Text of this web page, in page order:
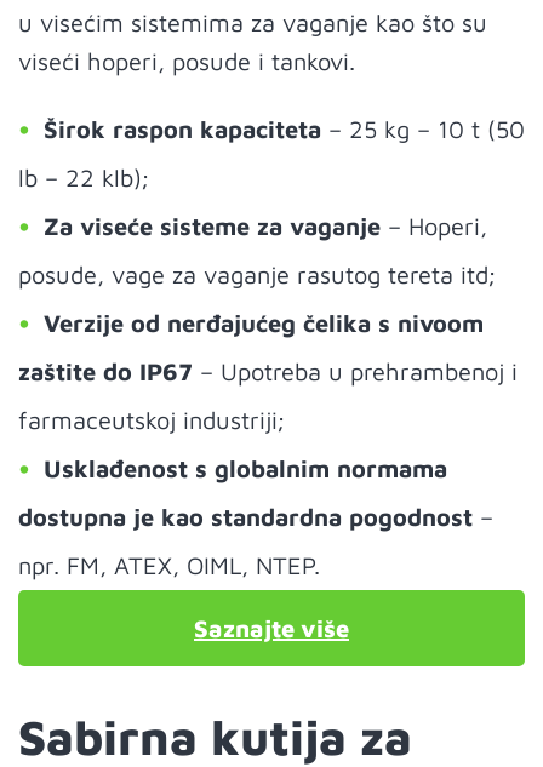
u visećim sistemima za vaganje kao što su
viseći hoperi, posude i tankovi.
Širok raspon kapaciteta – 25 kg – 10 t (50
lb – 22 klb);
Za viseće sisteme za vaganje – Hoperi,
posude, vage za vaganje rasutog tereta itd;
Verzije od nerđajućeg čelika s nivoom
zaštite do IP67 – Upotreba u prehrambenoj i
farmaceutskoj industriji;
Usklađenost s globalnim normama
dostupna je kao standardna pogodnost –
npr. FM, ATEX, OIML, NTEP.
Saznajte više
Sabirna kutija za